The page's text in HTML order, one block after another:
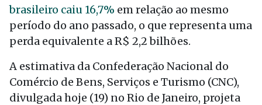
brasileiro caiu 16,7% em relação ao mesmo
período do ano passado, o que representa uma
perda equivalente a R$ 2,2 bilhões.
A estimativa da Confederação Nacional do
Comércio de Bens, Serviços e Turismo (CNC),
divulgada hoje (19) no Rio de Janeiro, projeta